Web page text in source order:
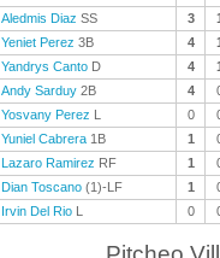
Aledmis Diaz SS 3
Yeniet Perez 3B 4
Yandrys Canto D 4
Andy Sarduy 2B 4
Yosvany Perez L 0
Yuniel Cabrera 1B 1
Lazaro Ramirez RF 1
Dian Toscano (1)-LF 1
Irvin Del Rio L 0